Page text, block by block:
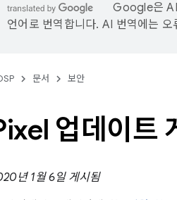
Google은 AI
언어로 번역합니다. AI 번역에는
문서 보안
업데이트
년 1월 6일 게시됨